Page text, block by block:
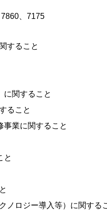
、7175
すること
に関すること
ること
事業に関すること
と
ノロジー導入等）に関する